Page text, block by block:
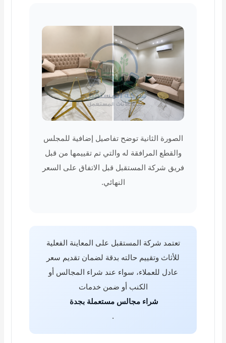
الصورة الثانية توضح تفاصيل إضافية للمجلس
والقطع المرافقة له والتي تم تقييمها من قبل
فريق شركة المستقبل قبل الاتفاق على السعر
النهائي.
تعتمد شركة المستقبل على المعاينة الفعلية
للأثاث وتقييم حالته بدقة لضمان تقديم سعر
عادل للعملاء، سواء عند شراء المجالس أو
الكنب أو ضمن خدمات
شراء مجالس مستعملة بجدة
.